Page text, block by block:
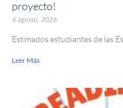
proyecto!
4 agosto, 2026
Estimados estudiantes de las
Leer Más